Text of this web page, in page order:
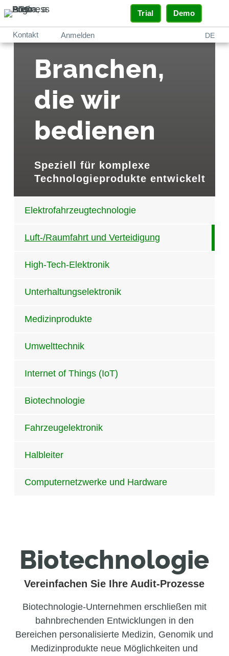
Trial Demo
DE
Anmelden
Kontakt
Branchen,
die wir
bedienen
Speziell für komplexe
Technologieprodukte entwickelt
Elektrofahrzeugtechnologie
Luft-/Raumfahrt und Verteidigung
High-Tech-Elektronik
Unterhaltungselektronik
Medizinprodukte
Umwelttechnik
Internet of Things (IoT)
Biotechnologie
Fahrzeugelektronik
Halbleiter
Computernetzwerke und Hardware
Biotechnologie
Vereinfachen Sie Ihre Audit-Prozesse
Biotechnologie-Unternehmen erschließen mit
bahnbrechenden Entwicklungen in den
Bereichen personalisierte Medizin, Genomik und
Medizinprodukte neue Möglichkeiten und